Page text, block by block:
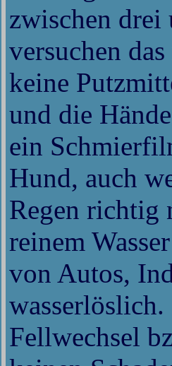
zwischen
versuchen
keine
und die
ein
Hund, auch
Regen richtig
reinem
von Autos,
wasserlöslich.
Fellwechsel